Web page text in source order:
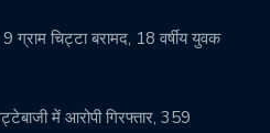
ग्राम चिट्टा बरामद, 18 वर्षीय युवक
में आरोपी गिरफ्तार, 359